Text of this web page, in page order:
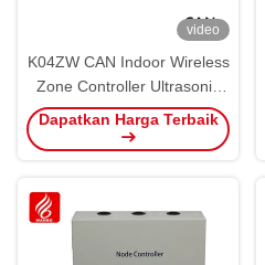
video
K04ZW CAN Indoor Wireless
Zone Controller Ultrasonik
PGS Parking Control
Dapatkan Harga Terbaik